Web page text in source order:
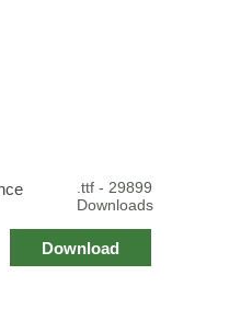
.ttf - 29899
Downloads
Download